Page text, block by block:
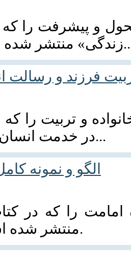
و پیشرفت را که
می‌خوان...
فرزند و رسالت
و تربیت را که
در خدمت انسان» منتشر شده ا...
را که در
منتشر شده است، می‌خوانید.